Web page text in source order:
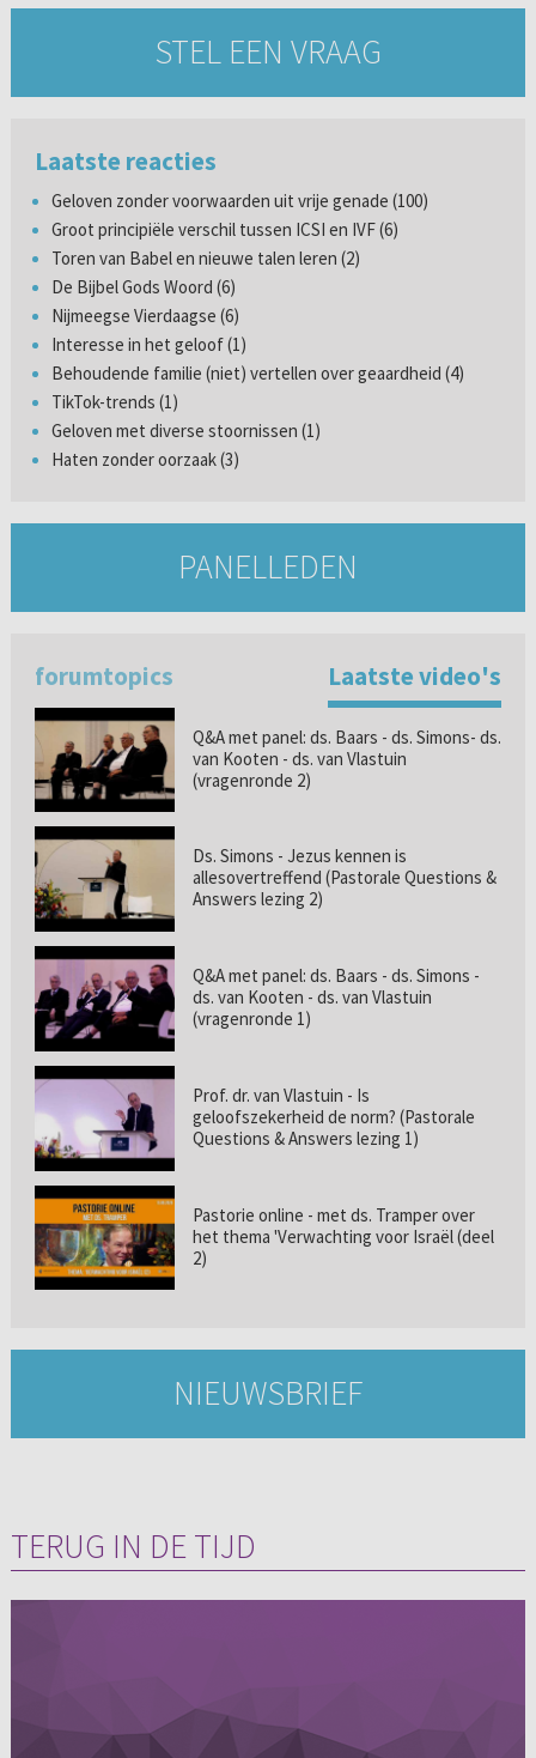
STEL EEN VRAAG
Laatste reacties
Geloven zonder voorwaarden uit vrije genade (100)
Groot principiële verschil tussen ICSI en IVF (6)
Toren van Babel en nieuwe talen leren (2)
De Bijbel Gods Woord (6)
Nijmeegse Vierdaagse (6)
Interesse in het geloof (1)
Behoudende familie (niet) vertellen over geaardheid (4)
TikTok-trends (1)
Geloven met diverse stoornissen (1)
Haten zonder oorzaak (3)
PANELLEDEN
forumtopics Laatste video's
Q&A met panel: ds. Baars - ds. Simons- ds.
van Kooten - ds. van Vlastuin
(vragenronde 2)
Ds. Simons - Jezus kennen is
allesovertreffend (Pastorale Questions &
Answers lezing 2)
Q&A met panel: ds. Baars - ds. Simons -
ds. van Kooten - ds. van Vlastuin
(vragenronde 1)
Prof. dr. van Vlastuin - Is
geloofszekerheid de norm? (Pastorale
Questions & Answers lezing 1)
Pastorie online - met ds. Tramper over
het thema 'Verwachting voor Israël (deel
2)
NIEUWSBRIEF
TERUG IN DE TIJD